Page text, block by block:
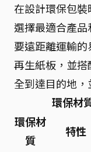
在設計環保包裝
選擇最適合產
要遠距離運輸
再生紙板，並
全到達目的地，
環保材
環保材
質
特性